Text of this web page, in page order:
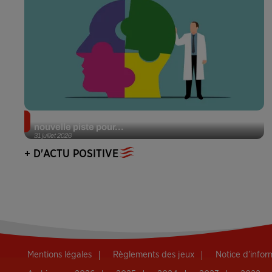
31 juillet 2026
nouvelle piste pour...
+ D'ACTU POSITIVE
Mentions légales Règlements des jeux Notice